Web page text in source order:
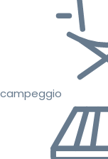
campeggio